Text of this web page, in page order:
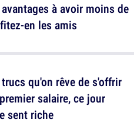
à avoir moins de
en les amis
qu'on rêve de s'offrir
salaire, ce jour
sent riche